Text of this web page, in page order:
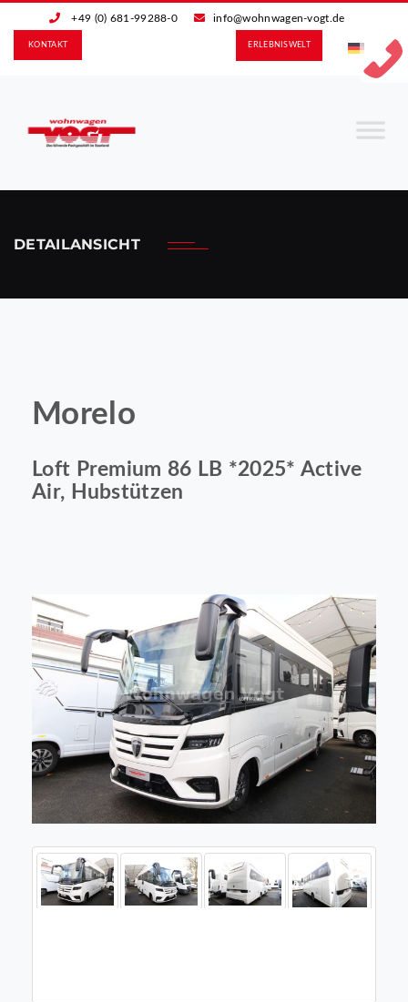
+49 (0) 681-99288-0 info@wohnwagen-vogt.de
ERLEBNIS­WELT
KONTAKT
DETAILANSICHT
Morelo
Loft Premium 86 LB *2025* Active
Air, Hubstützen